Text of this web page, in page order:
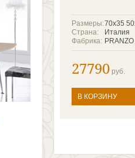
70х35
Размеры:
Италия
Страна:
PRANZO
Фабрика:
27790 руб.
В КОРЗИНУ